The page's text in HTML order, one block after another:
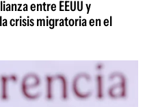
entre EEUU y
crisis migratoria en el